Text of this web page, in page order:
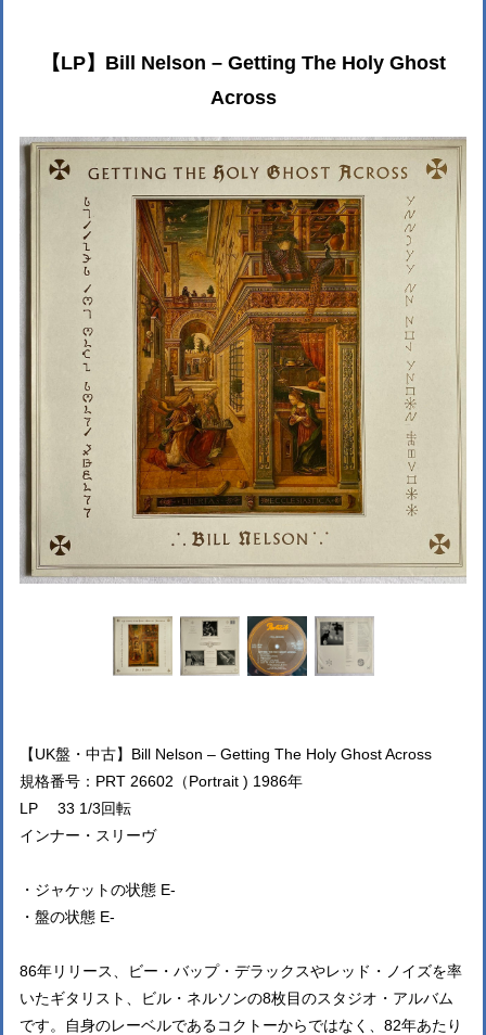
【LP】Bill Nelson – Getting The Holy Ghost
Across
【UK盤・中古】Bill Nelson – Getting The Holy Ghost Across
規格番号：PRT 26602（Portrait ) 1986年
LP 33 1/3回転
インナー・スリーヴ
・ジャケットの状態 E-
・盤の状態 E-
86年リリース、ビー・バップ・デラックスやレッド・ノイズを率
いたギタリスト、ビル・ネルソンの8枚目のスタジオ・アルバム
です。自身のレーベルであるコクトーからではなく、82年あたり